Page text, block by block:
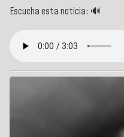
Escucha esta noticia: 🔊